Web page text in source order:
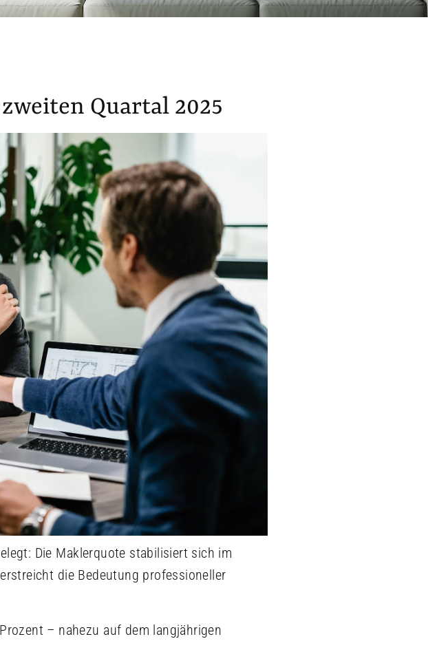
Quartal 2025
Die Maklerquote stabilisiert sich im
die Bedeutung professioneller
– nahezu auf dem langjährigen